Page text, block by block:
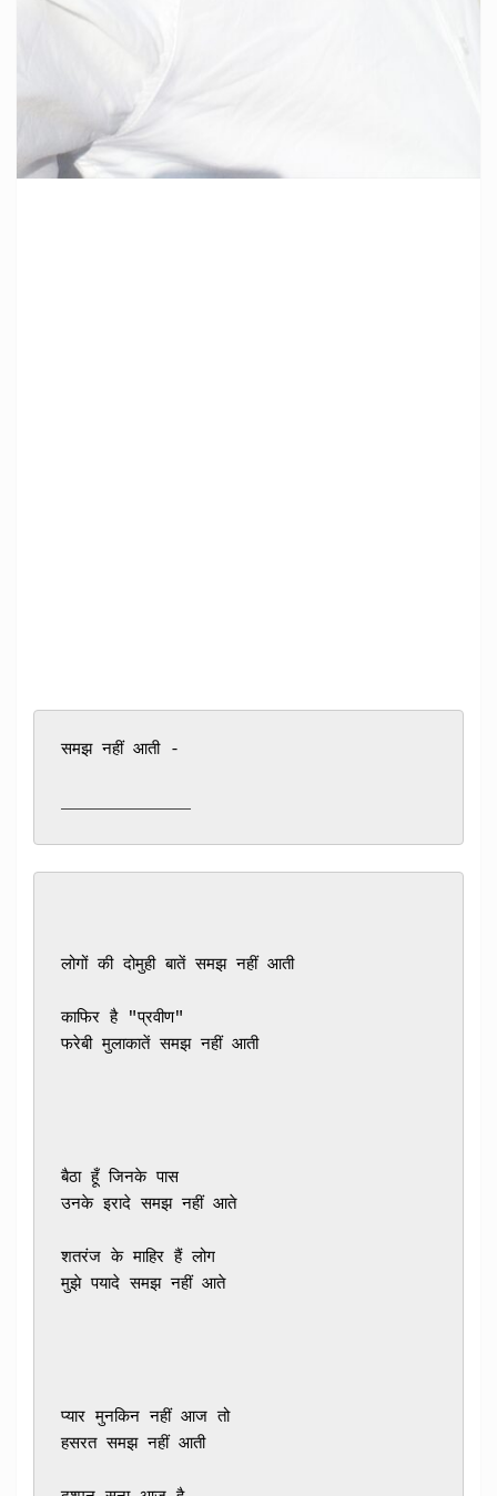
समझ नहीं आती -
लोगों की दोमुही बातें समझ नहीं आती
काफिर है "प्रवीण"
फरेबी मुलाकातें समझ नहीं आती
बैठा हूँ जिनके पास
उनके इरादे समझ नहीं आते
शतरंज के माहिर हैं लोग
मुझे पयादे समझ नहीं आते
प्यार मुनकिन नहीं आज तो
हसरत समझ नहीं आती